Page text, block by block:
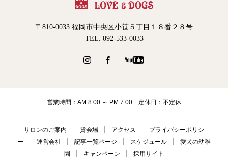
〒810-0033 福岡市中央区小笹５丁目１８番２８号
TEL. 092-533-0033
営業時間：AM 8:00 ～ PM 7:00 定休日：不定休
サロンのご案内 貸会場 アクセス
プライバシーポリシ
ー
運営会社 記事一覧ページ スケジュール
愛犬の幼稚
園
キャンペーン 採用サイト